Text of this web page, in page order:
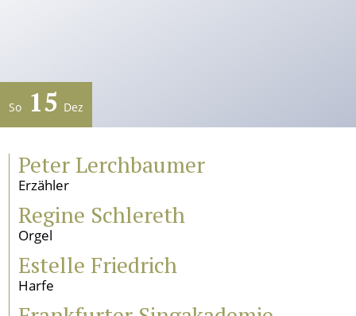
Verein
Geschichte
Gremien
Satzung
Sponsoren und Partner
Service
Kontakt
Pressestimmen
Newsletter
Programmarchiv
So 15 Dez
Peter Lerchbaumer
Erzähler
Regine Schlereth
Orgel
Estelle Friedrich
Harfe